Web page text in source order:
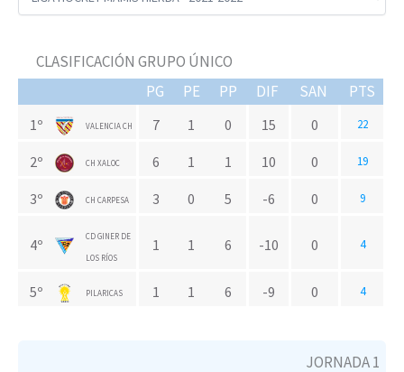
CLASIFICACIÓN GRUPO ÚNICO
PG
PE PP DIF SAN PTS
1º VALENCIA CH 7 1 0 15 0 22
2º CH XALOC 6 1 1 10 0 19
3º CH CARPESA 3 0 5 -6 0 9
4º CD GINER DE
LOS RÍOS
1 1 6 -10 0 4
5º PILARICAS 1 1 6 -9 0 4
JORNADA 1